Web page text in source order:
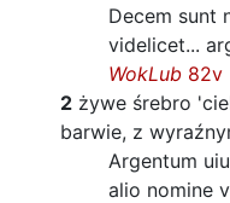
Decem sunt
videlicet...
WokLub 82v
2 żywe śrebro
barwie, z
Argentum
alio nomine